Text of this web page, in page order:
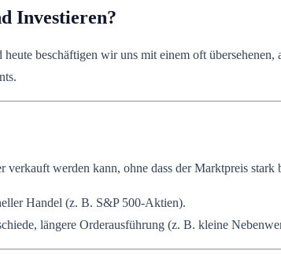
Investieren?
beschäftigen wir uns mit einem oft übersehenen,
werden kann, ohne dass der Marktpreis stark
Handel (z. B. S&P 500-Aktien).
längere Orderausführung (z. B. kleine